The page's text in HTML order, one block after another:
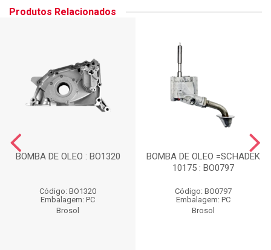
Produtos Relacionados
BOMBA DE OLEO : BO1320
Código: BO1320
Embalagem: PC
Brosol
BOMBA DE OLEO =SCHADEK
10175 : BO0797
Código: BO0797
Embalagem: PC
Brosol